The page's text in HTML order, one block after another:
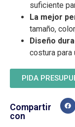
suficiente
La mejor
tamaño,
Diseño
costura para
PIDA
Compartir
con